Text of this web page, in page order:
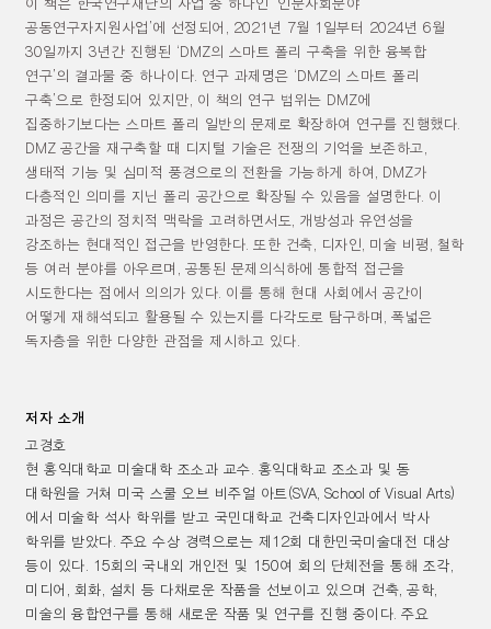
이 책은 한국연구재단의 사업 중 하나인
인문사회분야
공동연구자지원사업 ’에 선정되어 , 2021 년 7월 1 일부터 2024년 6월
30일까지3년간 진행된 ‘DMZ의 스마트 폴리 구축을 위한 융복합
연구’의 결과물 중 하나이다 연구 과제명은 ‘DMZ의 스마트 폴리
구축’으로 한정되어 있지만 이 책의 연구 범위는 DMZ에
집중하기보다는 스마트 폴리 일반의 문제로 확장하여 연구를 진행했다
DMZ공간을 재구축할 때 디지털 기술은 전쟁의 기억을 보존하고
생태적 기능 및 심미적 풍경으로의 전환을 가능하게 하여
, DMZ가
다층적인 의미를 지닌 폴리 공간으로 확장될 수 있음을 설명한다
이
과정은 공간의 정치적 맥락을 고려하면서도
개방성과 유연성을
강조하는 현대적인 접근을 반영한다
또한 건축 디자인 미술 비평
철학
등 여러 분야를 아우르며
공통된 문제의식하에 통합적 접근을
시도한다는 점에서 의의가 있다
이를 통해 현대 사회에서 공간이
어떻게 재해석되고 활용될 수 있는지를 다각도로 탐구하며
,폭넓은
독자층을 위한 다양한 관점을 제시하고 있다
저자 소개
고경호
현 홍익대학교 미술대학 조소과 교수
홍익대학교 조소과 및 동
대학원을 거쳐 미국 스쿨 오브 비주얼 아트 (SVA, School of Visual Arts)
에서 미술학 석사 학위를 받고 국민대학교 건축디자인과에서 박사
학위를 받았다
주요 수상 경력으로는 제 12회 대한민국미술대전 대상
등이 있다 . 15회의 국내외 개인전 및 150여 회의 단체전을 통해 조각
미디어
회화 설치 등 다채로운 작품을 선보이고 있으며 건축 ,공학
미술의 융합연구를 통해 새로운 작품 및 연구를 진행 중이다 .주요